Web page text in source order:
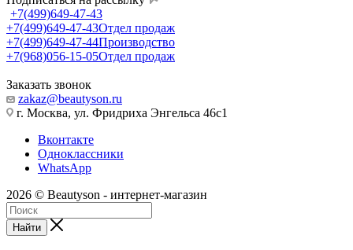
+7(499)649-47-43
+7(499)649-47-43Отдел продаж
+7(499)649-47-44Производство
+7(968)056-15-05Отдел продаж
Заказать звонок
zakaz@beautyson.ru
г. Москва, ул. Фридриха Энгельса 46с1
Вконтакте
Одноклассники
WhatsApp
2026 © Beautyson - интернет-магазин
Найти